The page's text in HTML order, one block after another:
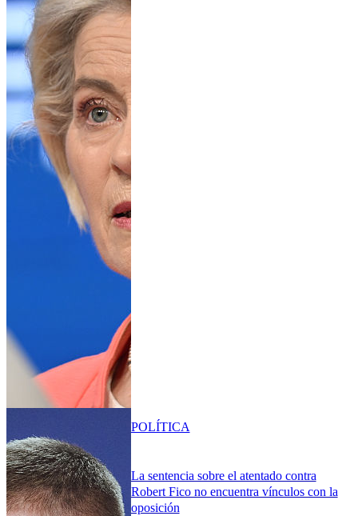
La sentencia sobre el atentado contra
Robert Fico no encuentra vínculos con la
oposición
POLÍTICA